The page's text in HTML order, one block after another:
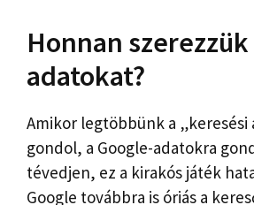
Honnan szerezzük
adatokat?
Amikor legtöbbünk a „keresési
gondol, a Google-adatokra
tévedjen, ez a kirakós játék
Google továbbra is óriás a